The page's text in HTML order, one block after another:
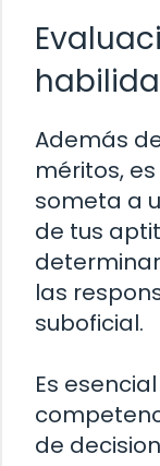
Además
méritos,
someta a
de tus
las
suboficial.
Es
de